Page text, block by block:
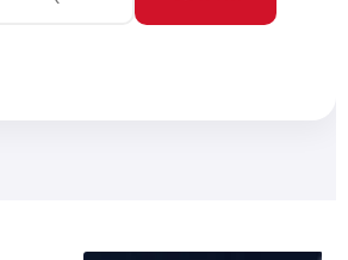
SJEKK HVORDAN HER